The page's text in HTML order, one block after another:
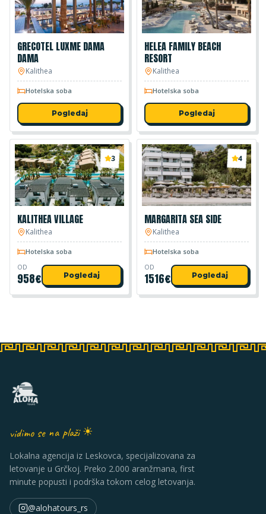
GRECOTEL LUXME DAMA
DAMA
Kalithea
Hotelska soba
Pogledaj
HELEA FAMILY BEACH
RESORT
Kalithea
Hotelska soba
Pogledaj
3
KALITHEA VILLAGE
Kalithea
Hotelska soba
OD
958€ Pogledaj
4
MARGARITA SEA SIDE
Kalithea
Hotelska soba
OD
1516€ Pogledaj
vidimo se na plaži ☀
Lokalna agencija iz Leskovca, specijalizovana za
letovanje u Grčkoj. Preko 2.000 aranžmana, first
minute popusti i podrška tokom celog letovanja.
@alohatours_rs